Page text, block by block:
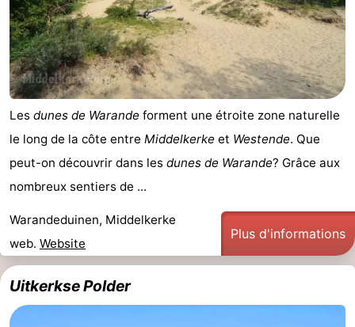
Les dunes de Warande forment une étroite zone naturelle
le long de la côte entre Middelkerke et Westende. Que
peut-on découvrir dans les dunes de Warande? Grâce aux
nombreux sentiers de ...
Warandeduinen, Middelkerke
web. Website
Plus d'informations
Uitkerkse Polder